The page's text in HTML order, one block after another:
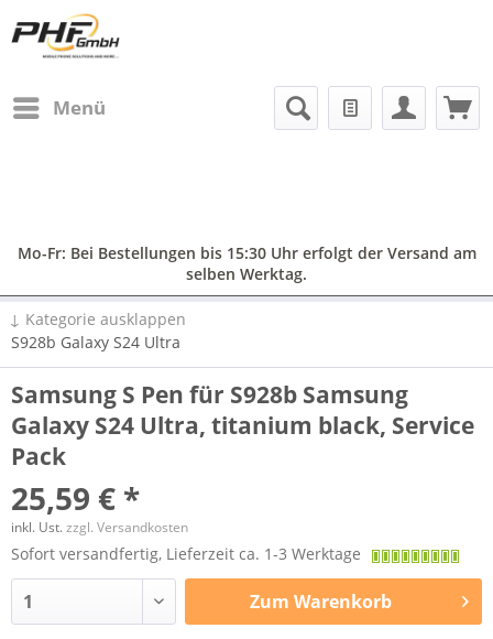
Menü
Mo-Fr: Bei Bestellungen bis 15:30 Uhr erfolgt der Versand am
selben Werktag.
↓ Kategorie ausklappen
S928b Galaxy S24 Ultra
Samsung S Pen für S928b Samsung
Galaxy S24 Ultra, titanium black, Service
Pack
25,59 € *
inkl. Ust.zzgl. Versandkosten
Sofort versandfertig, Lieferzeit ca. 1-3 Werktage
Zum Warenkorb